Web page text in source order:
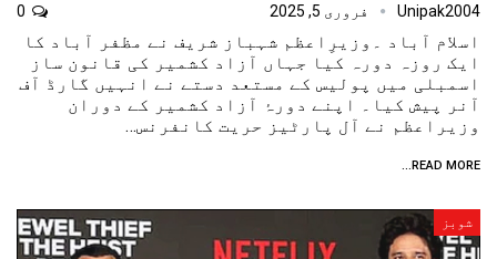
Unipak2004 فروری 5, 2025
اسلام آباد ۔وزیرِاعظم شہباز شریف نے مظفر آباد کا
ایک روزہ دورہ کیا جہاں آزاد کشمیر کی قانون ساز
اسمبلی میں پولیس کے مستعد دستے نے انہیں گارڈ آف
آنر پیش کیا۔ اپنے دورۂ آزاد کشمیر کے دوران
وزیراعظم نے آل پارٹیز حریت کانفرنس…
READ MORE...
شوبز